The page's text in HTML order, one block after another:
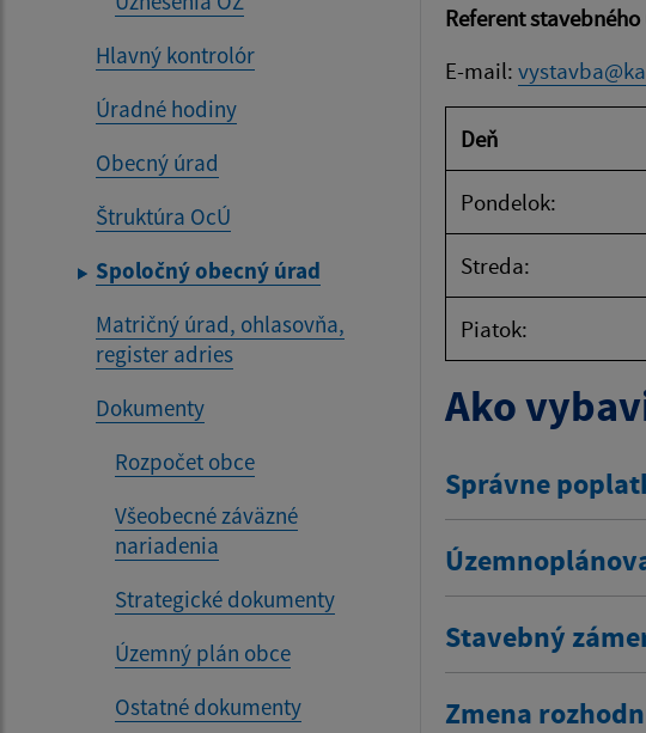
Hlavný kontrolór
Úradné hodiny
Obecný úrad
Štruktúra OcÚ
Spoločný obecný úrad
Matričný úrad, ohlasovňa,
register adries
Dokumenty
Rozpočet obce
Všeobecné záväzné
nariadenia
Strategické dokumenty
Územný plán obce
Ostatné dokumenty
Referent
E-mail:
Deň
Pondelok:
Streda:
Piatok:
Ako
Správne
Stavebný
Zmena